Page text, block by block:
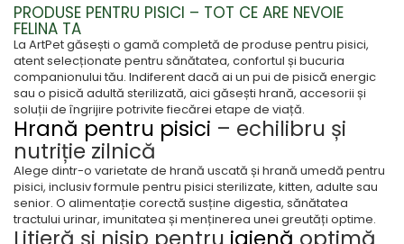
PRODUSE PENTRU PISICI – TOT CE ARE NEVOIE
FELINA TA
La ArtPet găsești o gamă completă de produse pentru pisici,
atent selecționate pentru sănătatea, confortul și bucuria
companionului tău. Indiferent dacă ai un pui de pisică energic
sau o pisică adultă sterilizată, aici găsești hrană, accesorii și
soluții de îngrijire potrivite fiecărei etape de viață.
Hrană pentru pisici – echilibru și
nutriție zilnică
Alege dintr-o varietate de hrană uscată și hrană umedă pentru
pisici, inclusiv formule pentru pisici sterilizate, kitten, adulte sau
senior. O alimentație corectă susține digestia, sănătatea
tractului urinar, imunitatea și menținerea unei greutăți optime.